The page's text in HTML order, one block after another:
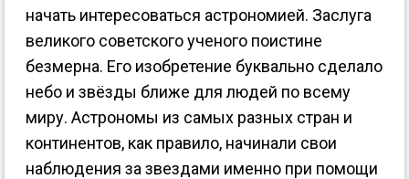
начать интересоваться астрономией. Заслуга
великого советского ученого поистине
безмерна. Его изобретение буквально сделало
небо и звёзды ближе для людей по всему
миру. Астрономы из самых разных стран и
континентов, как правило, начинали свои
наблюдения за звездами именно при помощи